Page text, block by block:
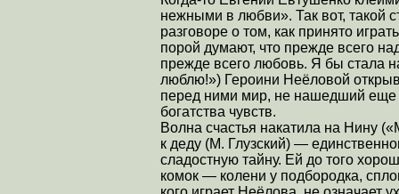
нежными в любви». Так вот, такой
разговоре о том, как принято
порой думают, что прежде всего
прежде всего любовь. Я бы стала
люблю!») Героини Неёловой
перед ними мир, не нашедший еще
богатства чувств.
Волна счастья накатила на Нину
к деду (М. Глузский) —
сладостную тайну. Ей до того
комок — колени у подбородка,